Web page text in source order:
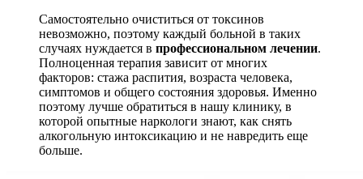
Самостоятельно очиститься от токсинов
невозможно, поэтому каждый больной в таких
случаях нуждается в профессиональном лечении.
Полноценная терапия зависит от многих
факторов: стажа распития, возраста человека,
симптомов и общего состояния здоровья. Именно
поэтому лучше обратиться в нашу клинику, в
которой опытные наркологи знают, как снять
алкогольную интоксикацию и не навредить еще
больше.